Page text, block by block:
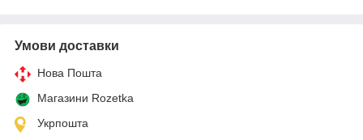
Умови доставки
Нова Пошта
Магазини Rozetka
Укрпошта